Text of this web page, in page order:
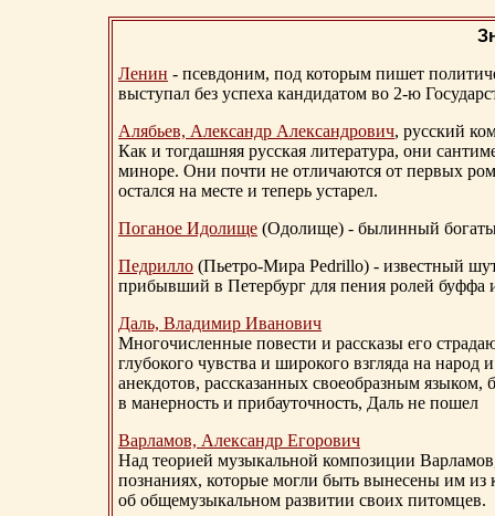
Ленин - псевдоним, под которым пишет
выступал без успеха кандидатом во 2-ю
Алябьев, Александр Александрович, русский
Как и тогдашняя русская литература, они
миноре. Они почти не отличаются от первых
остался на месте и теперь устарел.
Поганое Идолище (Одолище) - былинный
Педрилло (Пьетро-Мира Pedrillo) - известный
прибывший в Петербург для пения ролей буффа
Даль, Владимир Иванович
Многочисленные повести и рассказы его
глубокого чувства и широкого взгляда на
анекдотов, рассказанных своеобразным
в манерность и прибауточность, Даль не пошел
Варламов, Александр Егорович
Над теорией музыкальной композиции
познаниях, которые могли быть вынесены им из
об общемузыкальном развитии своих питомцев.